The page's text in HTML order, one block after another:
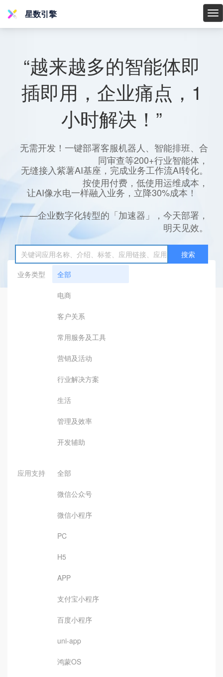
星
星数引擎
“越来越多的智能体即
插即用，企业痛点，1
小时解决！”
无需开发！一键部署客服机器人、智能排班、合
同审查等200+行业智能体，
无缝接入紫薯AI基座，完成业务工作流AI转化。
按使用付费，低使用运维成本，
让AI像水电一样融入业务，立降30%成本！
——企业数字化转型的「加速器」，今天部署，
明天见效。
搜索
业务类型
全部
电商
客户关系
常用服务及工具
营销及活动
行业解决方案
生活
管理及效率
开发辅助
应用支持 全部
微信公众号
微信小程序
PC
H5
APP
支付宝小程序
百度小程序
uni-app
鸿蒙OS